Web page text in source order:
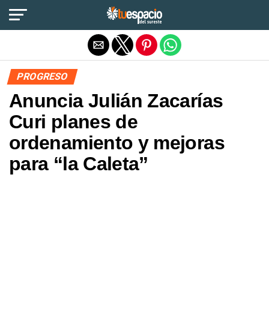
PROGRESO
Anuncia Julián Zacarías
Curi planes de
ordenamiento y mejoras
para “la Caleta”
Salir de la versión móvil